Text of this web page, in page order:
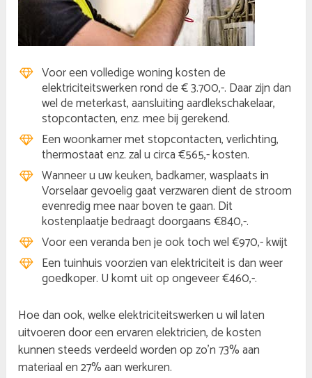
Voor een volledige woning kosten de
elektriciteitswerken rond de € 3.700,-. Daar zijn dan
wel de meterkast, aansluiting aardlekschakelaar,
stopcontacten, enz. mee bij gerekend.
Een woonkamer met stopcontacten, verlichting,
thermostaat enz. zal u circa €565,- kosten.
Wanneer u uw keuken, badkamer, wasplaats in
Vorselaar gevoelig gaat verzwaren dient de stroom
evenredig mee naar boven te gaan. Dit
kostenplaatje bedraagt doorgaans €840,-.
Voor een veranda ben je ook toch wel €970,- kwijt
Een tuinhuis voorzien van elektriciteit is dan weer
goedkoper. U komt uit op ongeveer €460,-.
Hoe dan ook, welke elektriciteitswerken u wil laten
uitvoeren door een ervaren elektricien, de kosten
kunnen steeds verdeeld worden op zo’n 73% aan
materiaal en 27% aan werkuren.